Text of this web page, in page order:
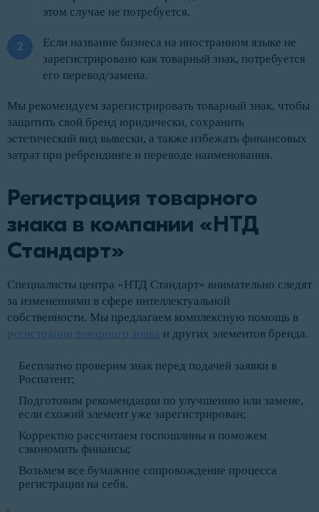
этом случае не потребуется.
Если название бизнеса на иностранном языке не
зарегистрировано как товарный знак, потребуется
его перевод/замена.
Мы рекомендуем зарегистрировать товарный знак, чтобы
защитить свой бренд юридически, сохранить
эстетический вид вывески, а также избежать финансовых
затрат при ребрендинге и переводе наименования.
Регистрация товарного
знака в компании «НТД
Стандарт»
Специалисты центра «НТД Стандарт» внимательно следят
за изменениями в сфере интеллектуальной
собственности. Мы предлагаем комплексную помощь в
регистрации товарного знака и других элементов бренда.
Бесплатно проверим знак перед подачей заявки в
Роспатент;
Подготовим рекомендации по улучшению или замене,
если схожий элемент уже зарегистрирован;
Корректно рассчитаем госпошлины и поможем
сэкономить финансы;
Возьмем все бумажное сопровождение процесса
регистрации на себя.